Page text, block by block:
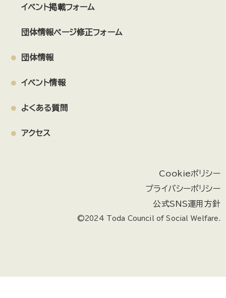
イベント掲載フォーム
団体情報ページ修正フォーム
団体情報
イベント情報
よくある質問
アクセス
Cookieポリシー
プライバシーポリシー
公式SNS運用方針
©2024 Toda Council of Social Welfare.